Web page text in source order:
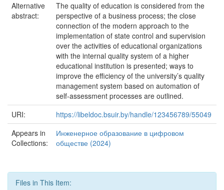
Alternative
abstract:
The quality of education is considered from the
perspective of a business process; the close
connection of the modern approach to the
implementation of state control and supervision
over the activities of educational organizations
with the internal quality system of a higher
educational institution is presented; ways to
improve the efficiency of the university’s quality
management system based on automation of
self-assessment processes are outlined.
URI:
https://libeldoc.bsuir.by/handle/123456789/55049
Appears in
Collections:
Инженерное образование в цифровом
обществе (2024)
Files in This Item: